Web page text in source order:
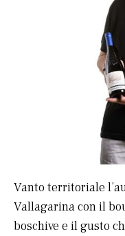
Vanto territoriale
Vallagarina con il
boschive e il gusto